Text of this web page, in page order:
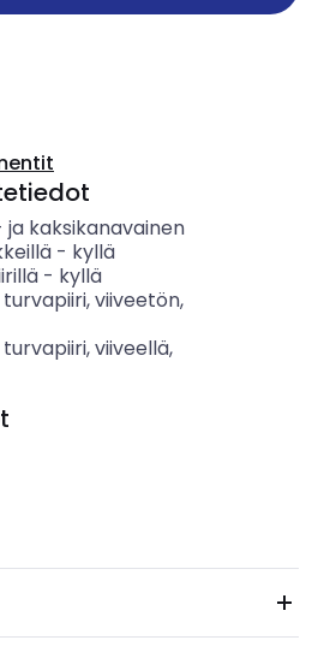
ja kaksikanavainen
- kyllä
- kyllä
viiveetön,
viiveellä,